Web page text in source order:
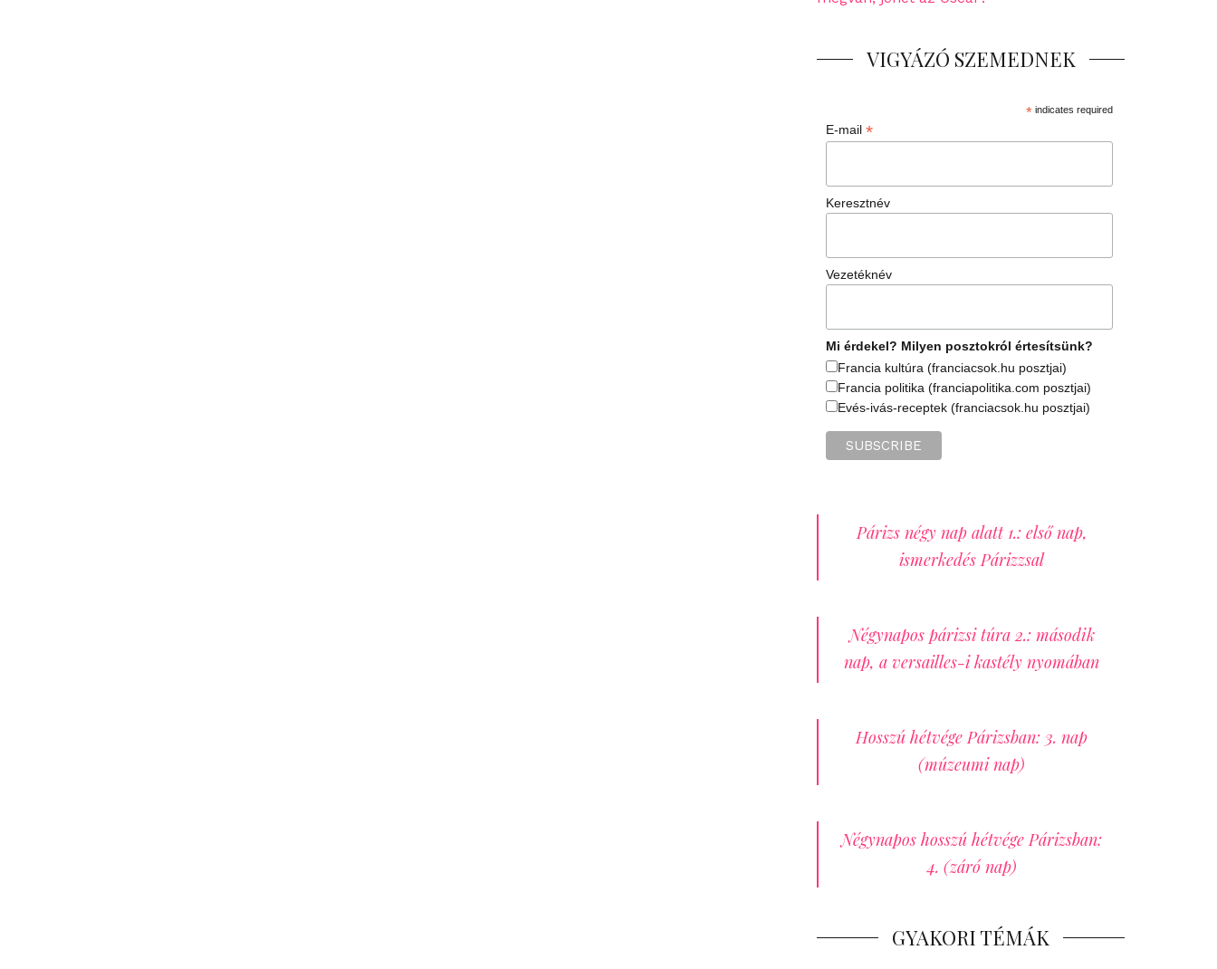
VIGYÁZÓ SZEMEDNEK
*indicates required
E-mail*
Keresztnév
Vezetéknév
Mi érdekel? Milyen posztokról értesítsünk?
Francia kultúra (franciacsok.hu posztjai)
Francia politika (franciapolitika.com posztjai)
Evés-ivás-receptek (franciacsok.hu posztjai)
Párizs négy nap alatt 1.: első nap,
ismerkedés Párizzsal
Négynapos párizsi túra 2.: második
nap, a versailles-i kastély nyomában
Hosszú hétvége Párizsban: 3. nap
(múzeumi nap)
Négynapos hosszú hétvége Párizsban:
4. (záró nap)
GYAKORI TÉMÁK